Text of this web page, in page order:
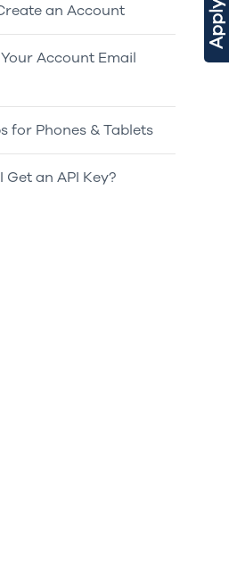
an Account
Account Email
for Phones & Tablets
Get an API Key?